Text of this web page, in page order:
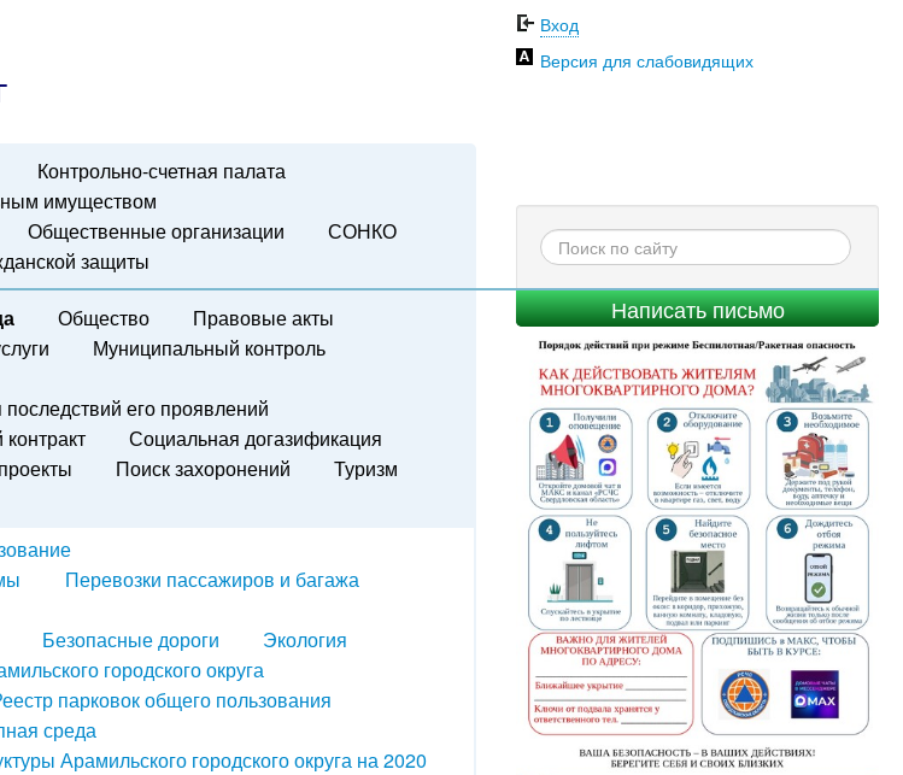
Контрольно-счетная палата
имуществом
Общественные организации
СОНКО
защиты
Вход
Версия для слабовидящих
Написать письмо
Общество
Правовые акты
Муниципальный контроль
его проявлений
Социальная догазификация
Поиск захоронений
Туризм
Перевозки пассажиров и багажа
Безопасные дороги
Экология
городского округа
парковок общего пользования
среда
Арамильского городского округа на 2020